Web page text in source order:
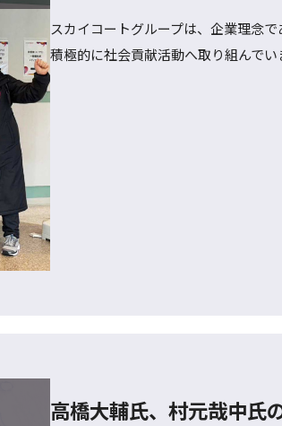
スカイコートグループは、企業理念
積極的に社会貢献活動へ取り組んでい
高橋大輔氏、村元哉中氏